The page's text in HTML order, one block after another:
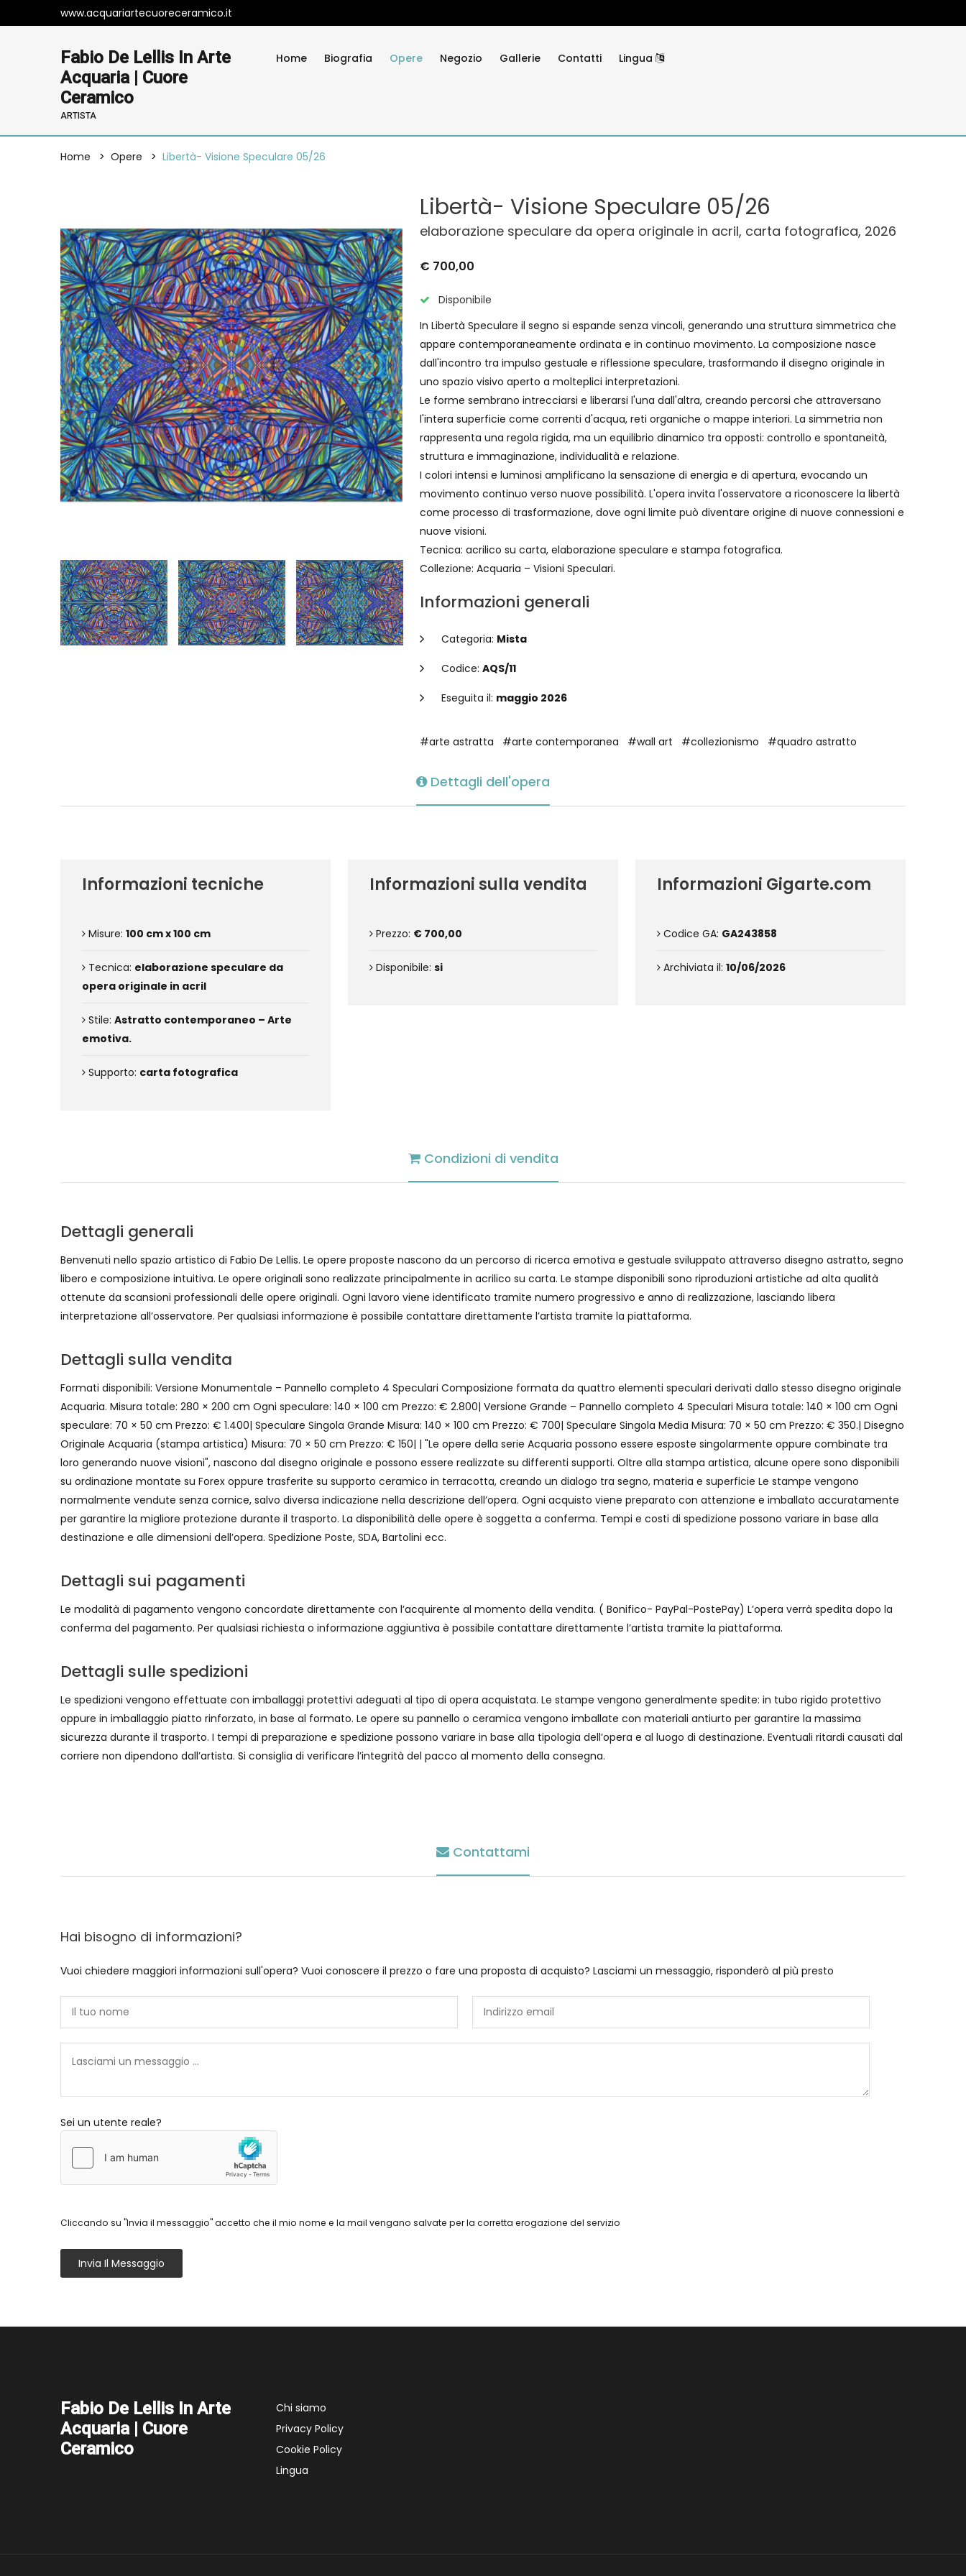
www.acquariartecuoreceramico.it
Fabio De Lellis In Arte
Acquaria | Cuore
Ceramico
ARTISTA
Home Biografia Opere Negozio Gallerie Contatti Lingua
Home Opere Libertà- Visione Speculare 05/26
Libertà- Visione Speculare 05/26
elaborazione speculare da opera originale in acril, carta fotografica, 2026
€ 700,00
Disponibile
In Libertà Speculare il segno si espande senza vincoli, generando una struttura simmetrica che
appare contemporaneamente ordinata e in continuo movimento. La composizione nasce
dall'incontro tra impulso gestuale e riflessione speculare, trasformando il disegno originale in
uno spazio visivo aperto a molteplici interpretazioni.
Le forme sembrano intrecciarsi e liberarsi l'una dall'altra, creando percorsi che attraversano
l'intera superficie come correnti d'acqua, reti organiche o mappe interiori. La simmetria non
rappresenta una regola rigida, ma un equilibrio dinamico tra opposti: controllo e spontaneità,
struttura e immaginazione, individualità e relazione.
I colori intensi e luminosi amplificano la sensazione di energia e di apertura, evocando un
movimento continuo verso nuove possibilità. L'opera invita l'osservatore a riconoscere la libertà
come processo di trasformazione, dove ogni limite può diventare origine di nuove connessioni e
nuove visioni.
Tecnica: acrilico su carta, elaborazione speculare e stampa fotografica.
Collezione: Acquaria – Visioni Speculari.
Informazioni generali
Categoria: Mista
Codice: AQS/11
Eseguita il: maggio 2026
#arte astratta #arte contemporanea #wall art #collezionismo #quadro astratto
Dettagli dell'opera
Informazioni tecniche
Misure: 100 cm x 100 cm
Tecnica: elaborazione speculare da
opera originale in acril
Stile: Astratto contemporaneo – Arte
emotiva.
Supporto: carta fotografica
Informazioni sulla vendita
Prezzo: € 700,00
Disponibile: si
Informazioni Gigarte.com
Codice GA: GA243858
Archiviata il: 10/06/2026
Condizioni di vendita
Dettagli generali
Benvenuti nello spazio artistico di Fabio De Lellis. Le opere proposte nascono da un percorso di ricerca emotiva e gestuale sviluppato attraverso disegno astratto, segno
libero e composizione intuitiva. Le opere originali sono realizzate principalmente in acrilico su carta. Le stampe disponibili sono riproduzioni artistiche ad alta qualità
ottenute da scansioni professionali delle opere originali. Ogni lavoro viene identificato tramite numero progressivo e anno di realizzazione, lasciando libera
interpretazione all’osservatore. Per qualsiasi informazione è possibile contattare direttamente l’artista tramite la piattaforma.
Dettagli sulla vendita
Formati disponibili: Versione Monumentale – Pannello completo 4 Speculari Composizione formata da quattro elementi speculari derivati dallo stesso disegno originale
Acquaria. Misura totale: 280 × 200 cm Ogni speculare: 140 × 100 cm Prezzo: € 2.800| Versione Grande – Pannello completo 4 Speculari Misura totale: 140 × 100 cm Ogni
speculare: 70 × 50 cm Prezzo: € 1.400| Speculare Singola Grande Misura: 140 × 100 cm Prezzo: € 700| Speculare Singola Media Misura: 70 × 50 cm Prezzo: € 350.| Disegno
Originale Acquaria (stampa artistica) Misura: 70 × 50 cm Prezzo: € 150| | "Le opere della serie Acquaria possono essere esposte singolarmente oppure combinate tra
loro generando nuove visioni", nascono dal disegno originale e possono essere realizzate su differenti supporti. Oltre alla stampa artistica, alcune opere sono disponibili
su ordinazione montate su Forex oppure trasferite su supporto ceramico in terracotta, creando un dialogo tra segno, materia e superficie Le stampe vengono
normalmente vendute senza cornice, salvo diversa indicazione nella descrizione dell’opera. Ogni acquisto viene preparato con attenzione e imballato accuratamente
per garantire la migliore protezione durante il trasporto. La disponibilità delle opere è soggetta a conferma. Tempi e costi di spedizione possono variare in base alla
destinazione e alle dimensioni dell’opera. Spedizione Poste, SDA, Bartolini ecc.
Dettagli sui pagamenti
Le modalità di pagamento vengono concordate direttamente con l’acquirente al momento della vendita. ( Bonifico- PayPal-PostePay) L’opera verrà spedita dopo la
conferma del pagamento. Per qualsiasi richiesta o informazione aggiuntiva è possibile contattare direttamente l’artista tramite la piattaforma.
Dettagli sulle spedizioni
Le spedizioni vengono effettuate con imballaggi protettivi adeguati al tipo di opera acquistata. Le stampe vengono generalmente spedite: in tubo rigido protettivo
oppure in imballaggio piatto rinforzato, in base al formato. Le opere su pannello o ceramica vengono imballate con materiali antiurto per garantire la massima
sicurezza durante il trasporto. I tempi di preparazione e spedizione possono variare in base alla tipologia dell’opera e al luogo di destinazione. Eventuali ritardi causati dal
corriere non dipendono dall’artista. Si consiglia di verificare l’integrità del pacco al momento della consegna.
Contattami
Hai bisogno di informazioni?
Vuoi chiedere maggiori informazioni sull'opera? Vuoi conoscere il prezzo o fare una proposta di acquisto? Lasciami un messaggio, risponderò al più presto
Sei un utente reale?
Cliccando su "Invia il messaggio" accetto che il mio nome e la mail vengano salvate per la corretta erogazione del servizio
Invia Il Messaggio
Fabio De Lellis In Arte
Acquaria | Cuore
Ceramico
Chi siamo
Privacy Policy
Cookie Policy
Lingua